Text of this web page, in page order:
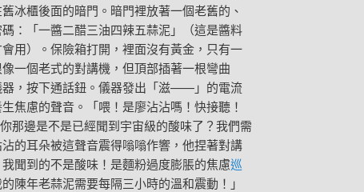
冰櫃後面的暗門。暗門裡放著一個老舊的、
：「一醬二醋三油四辣五蒜泥」（這是醬料
用）。保險箱打開，裡面沒有黃金，只有一
一個老式的對講機，但頂部插著一根彎曲
，按下通話鈕。儀器發出「滋——」的電流
焦慮的聲音。「喂！是廖沾沾嗎！快接聽！
那邊是不是已經聞到宇宙級的酸味了？我們需
的耳朵被這聲音震得嗡嗡作響，他捏著對講
聞到的不是酸味！是麵粉過度膨脹的焦慮巡
陳年老蒜泥需要每隔三小時的溫和震動！」